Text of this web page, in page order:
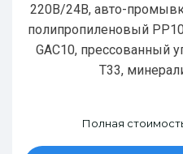
220В/24В, авто-
полипропиленовый
GAC10, прессованный
T33,
Полная